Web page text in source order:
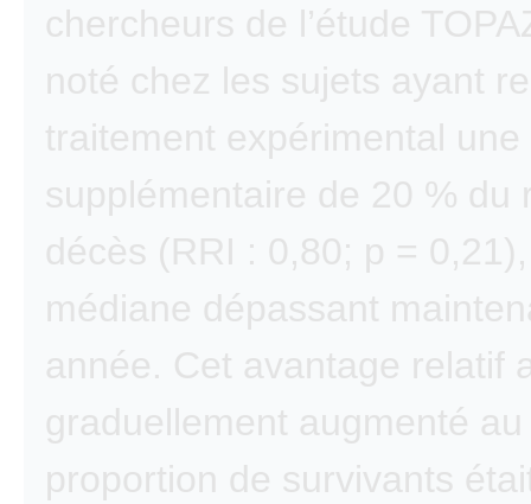
chercheurs de l’étude
noté chez les sujets ayant
traitement expérimental
supplémentaire de 20 % du
décès (RRI : 0,80; p =
médiane dépassant
année. Cet avantage relatif
graduellement augmenté
proportion de survivants